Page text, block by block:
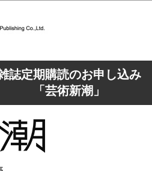
誌定期購読のお申し込み
「芸術新潮」